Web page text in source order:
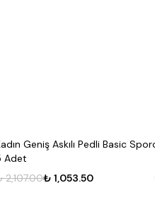
Geniş Askılı Pedli Basic
Adet
2,107.00₺ 1,053.50